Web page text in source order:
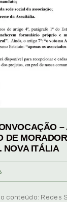
DE
NOVA ITÁLIA
conteúdo: Redes